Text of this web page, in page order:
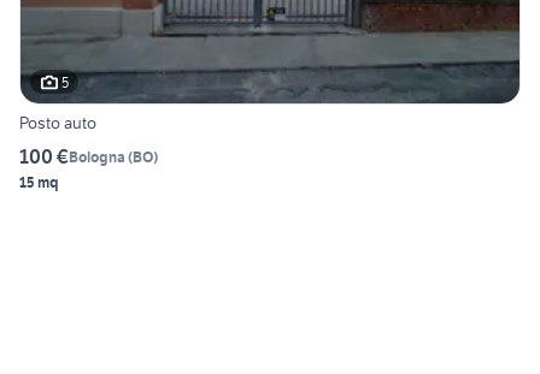
5
Posto auto
100 €Bologna (BO)
15 mq